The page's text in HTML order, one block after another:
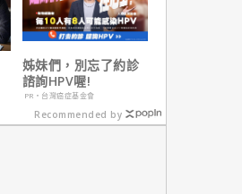
姊妹們，別忘了約診
諮詢HPV喔!
PR・台灣癌症基金會
Recommended by